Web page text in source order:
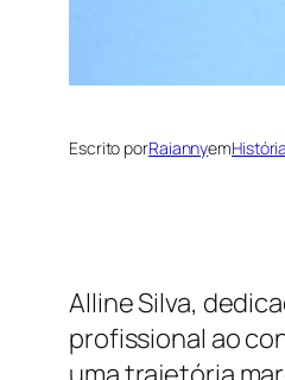
Escrito porRaiannyem
Alline Silva,
profissional ao